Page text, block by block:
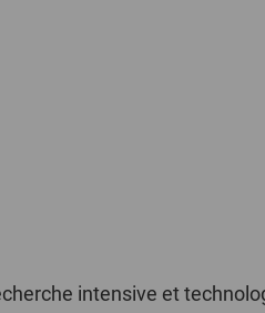
intensive et